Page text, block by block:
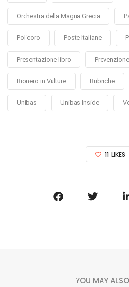
Orchestra della Magna Grecia
Policoro Poste Italiane
Presentazione libro Prevenzione
Rionero in Vulture Rubriche
Unibas Unibas Inside
11 LIKES
YOU MAY